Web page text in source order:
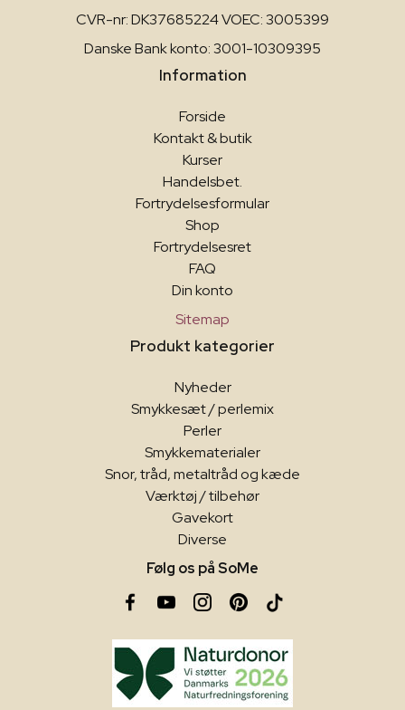
CVR-nr: DK37685224 VOEC: 3005399
Danske Bank konto: 3001-10309395
Information
Forside
Kontakt & butik
Kurser
Handelsbet.
Fortrydelsesformular
Shop
Fortrydelsesret
FAQ
Din konto
Sitemap
Produkt kategorier
Nyheder
Smykkesæt / perlemix
Perler
Smykkematerialer
Snor, tråd, metaltråd og kæde
Værktøj / tilbehør
Gavekort
Diverse
Følg os på SoMe